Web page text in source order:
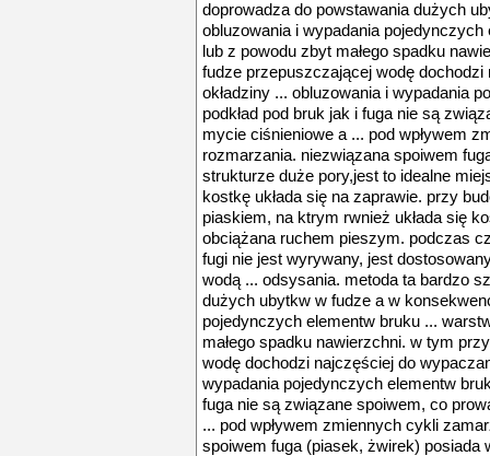
doprowadza do powstawania dużych
obluzowania i wypadania
lub z powodu zbyt małego spadku
fudze przepuszczającej wodę
okładziny ... obluzowania i wypadania
podkład pod bruk jak i fuga nie są
mycie ciśnieniowe a ... pod wpływem
rozmarzania. niezwiązana spoiwem
strukturze duże pory,jest to idealne
kostkę układa się na zaprawie. przy
piaskiem, na ktrym rwnież układa się
obciążana ruchem pieszym. podczas
fugi nie jest wyrywany, jest
wodą ... odsysania. metoda ta bardzo
dużych ubytkw w fudze a w
pojedynczych elementw bruku ...
małego spadku nawierzchni. w tym
wodę dochodzi najczęściej do
wypadania pojedynczych elementw
fuga nie są związane spoiwem, co
... pod wpływem zmiennych cykli
spoiwem fuga (piasek, żwirek) posiada